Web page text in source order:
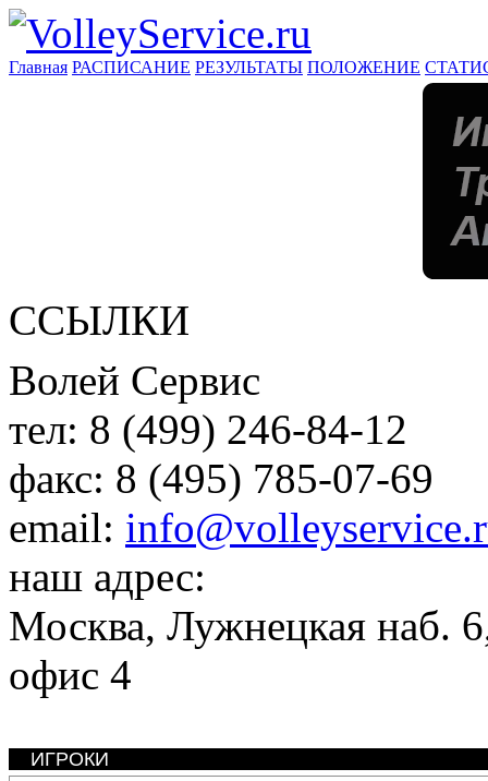
Главная РАСПИСАНИЕ РЕЗУЛЬТАТЫ ПОЛОЖЕНИЕ
ССЫЛКИ
Волей Сервис
тел: 8 (499) 246-84-12
факс: 8 (495) 785-07-69
email:
наш адрес:
Москва, Лужнецкая наб.
офис 4
ИГРОКИ